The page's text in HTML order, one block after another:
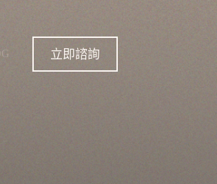
立即諮詢